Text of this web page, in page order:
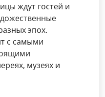
ждут гостей и
эпох.
с самыми
музеях и